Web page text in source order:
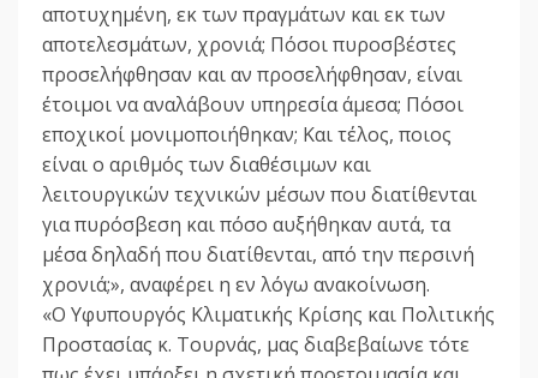
αποτυχημένη, εκ των πραγμάτων και εκ των
αποτελεσμάτων, χρονιά; Πόσοι πυροσβέστες
προσελήφθησαν και αν προσελήφθησαν, είναι
έτοιμοι να αναλάβουν υπηρεσία άμεσα; Πόσοι
εποχικοί μονιμοποιήθηκαν; Και τέλος, ποιος
είναι ο αριθμός των διαθέσιμων και
λειτουργικών τεχνικών μέσων που διατίθενται
για πυρόσβεση και πόσο αυξήθηκαν αυτά, τα
μέσα δηλαδή που διατίθενται, από την περσινή
χρονιά;», αναφέρει η εν λόγω ανακοίνωση.
«Ο Υφυπουργός Κλιματικής Κρίσης και Πολιτικής
Προστασίας κ. Τουρνάς, μας διαβεβαίωνε τότε